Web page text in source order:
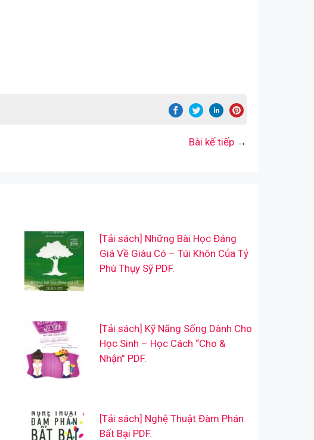
Bài kế tiếp →
[Tải sách] Những Bài Học Đáng
Giá Về Giàu Có – Túi Khôn Của Tỷ
Phú Thụy Sỹ PDF.
[Tải sách] Kỹ Năng Sống Dành Cho
Học Sinh – Học Cách “Cho &
Nhận” PDF.
[Tải sách] Nghệ Thuật Đàm Phán
Bất Bại PDF.